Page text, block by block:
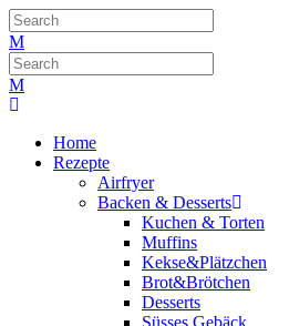
Home
Rezepte
Airfryer
Backen & Desserts
Kuchen & Torten
Muffins
Kekse&Plätzchen
Brot&Brötchen
Desserts
Süsses Gebäck